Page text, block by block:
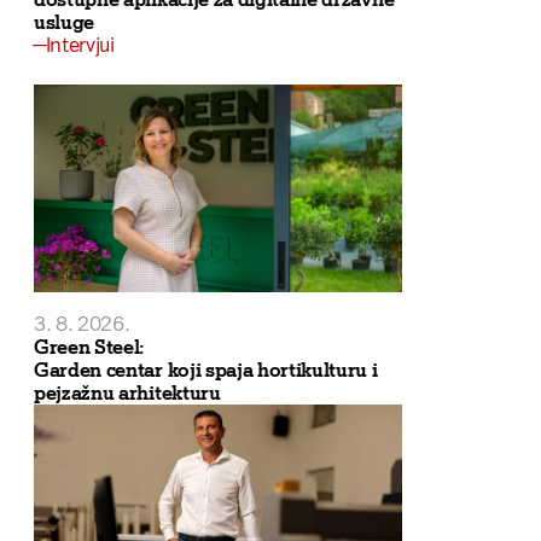
usluge
Intervjui
3. 8. 2026.
Green Steel:
Garden centar koji spaja hortikulturu i
pejzažnu arhitekturu